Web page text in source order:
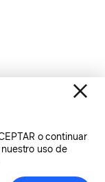
reservados.
o continuar
uso de